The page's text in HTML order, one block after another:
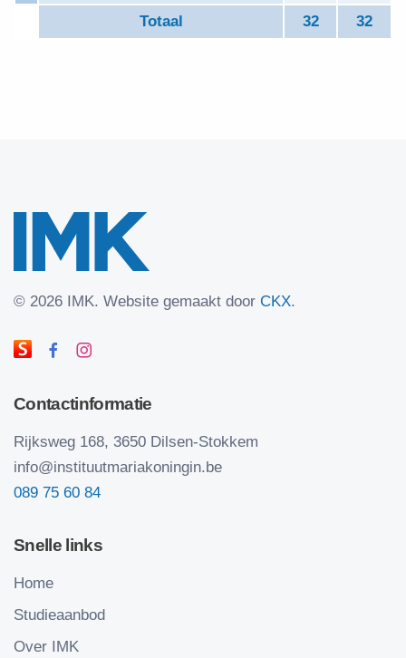
Totaal
32 32
© 2026 IMK. Website gemaakt door CKX.
Contactinformatie
Rijksweg 168, 3650 Dilsen-Stokkem
info@instituutmariakoningin.be
089 75 60 84
Snelle links
Home
Studieaanbod
Over IMK